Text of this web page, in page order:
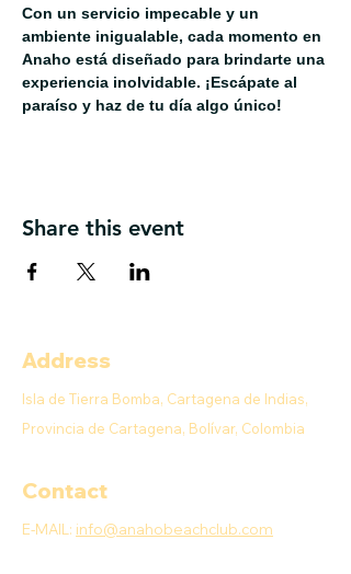
Con un servicio impecable y un
ambiente inigualable, cada momento en
Anaho está diseñado para brindarte una
experiencia inolvidable. ¡Escápate al
paraíso y haz de tu día algo único!
Share this event
Address
Isla de Tierra Bomba, Cartagena de Indias,
Provincia de Cartagena, Bolívar, Colombia
Contact
E-MAIL: info@anahobeachclub.com